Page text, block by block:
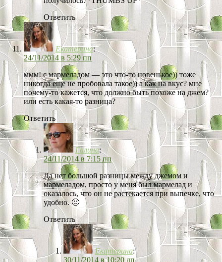
Ответить
Екатерина:
24/11/2014 в 5:29 пп
ммм! с мармеладом — это что-то новенькое)) тоже
никогда еще не пробовала такое)) а как на вкус? мне
почему-то кажется, что должно быть похоже на джем?
или есть какая-то разница?
Ответить
Галина:
24/11/2014 в 7:15 пп
Да нет большой разницы между джемом и
мармеладом, просто у меня был мармелад и
оказалось, что он не растекается при выпечке, что
удобно. 🙂
Ответить
Екатерина:
30/11/2014 в 10:20 дп